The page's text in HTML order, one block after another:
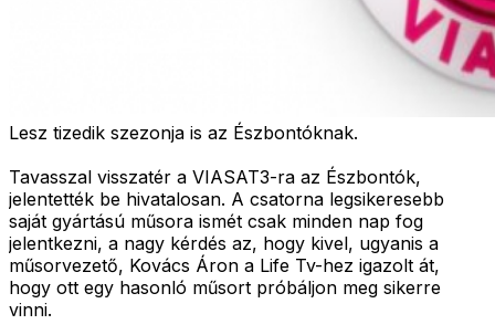
Lesz tizedik szezonja is az Észbontóknak.
Tavasszal visszatér a VIASAT3-ra az Észbontók,
jelentették be hivatalosan. A csatorna legsikeresebb
saját gyártású műsora ismét csak minden nap fog
jelentkezni, a nagy kérdés az, hogy kivel, ugyanis a
műsorvezető, Kovács Áron a Life Tv-hez igazolt át,
hogy ott egy hasonló műsort próbáljon meg sikerre
vinni.